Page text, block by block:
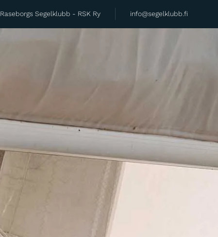
Raseborgs Segelklubb - RSK Ry info@segelklubb.fi